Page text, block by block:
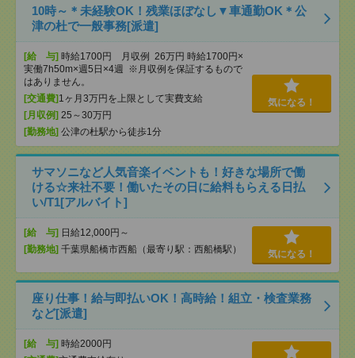
10時～＊未経験OK！残業ほぼなし▼車通勤OK＊公
津の杜で一般事務[派遣]
[給 与] 時給1700円 月収例 26万円 時給1700円×
実働7h50m×週5日×4週 ※月収例を保証するもので
はありません。
[交通費] 1ヶ月3万円を上限として実費支給
[月収例] 25～30万円
[勤務地] 公津の杜駅から徒歩1分
気になる！
サマソニなど人気音楽イベントも！好きな場所で働
ける☆来社不要！働いたその日に給料もらえる日払
い/T1[アルバイト]
[給 与] 日給12,000円～
[勤務地] 千葉県船橋市西船（最寄り駅：西船橋駅） 気になる！
座り仕事！給与即払いOK！高時給！組立・検査業務
など[派遣]
[給 与] 時給2000円